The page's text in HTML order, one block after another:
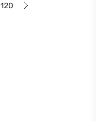
120